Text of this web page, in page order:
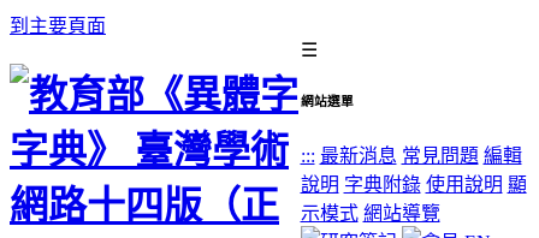
到主要頁面
☰
網站選單
::: 最新消息 常見問題 編輯
說明 字典附錄 使用說明 顯
示模式 網站導覽